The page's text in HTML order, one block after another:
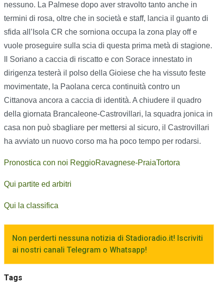
nessuno. La Palmese dopo aver stravolto tanto anche in
termini di rosa, oltre che in società e staff, lancia il guanto di
sfida all’Isola CR che sorniona occupa la zona play off e
vuole proseguire sulla scia di questa prima metà di stagione.
Il Soriano a caccia di riscatto e con Sorace innestato in
dirigenza testerà il polso della Gioiese che ha vissuto feste
movimentate, la Paolana cerca continuità contro un
Cittanova ancora a caccia di identità. A chiudere il quadro
della giornata Brancaleone-Castrovillari, la squadra jonica in
casa non può sbagliare per mettersi al sicuro, il Castrovillari
ha avviato un nuovo corso ma ha poco tempo per rodarsi.
Pronostica con noi ReggioRavagnese-PraiaTortora
Qui partite ed arbitri
Qui la classifica
Non perderti nessuna notizia di Stadioradio.it! Iscriviti
ai nostri canali Telegram o Whatsapp!
Tags